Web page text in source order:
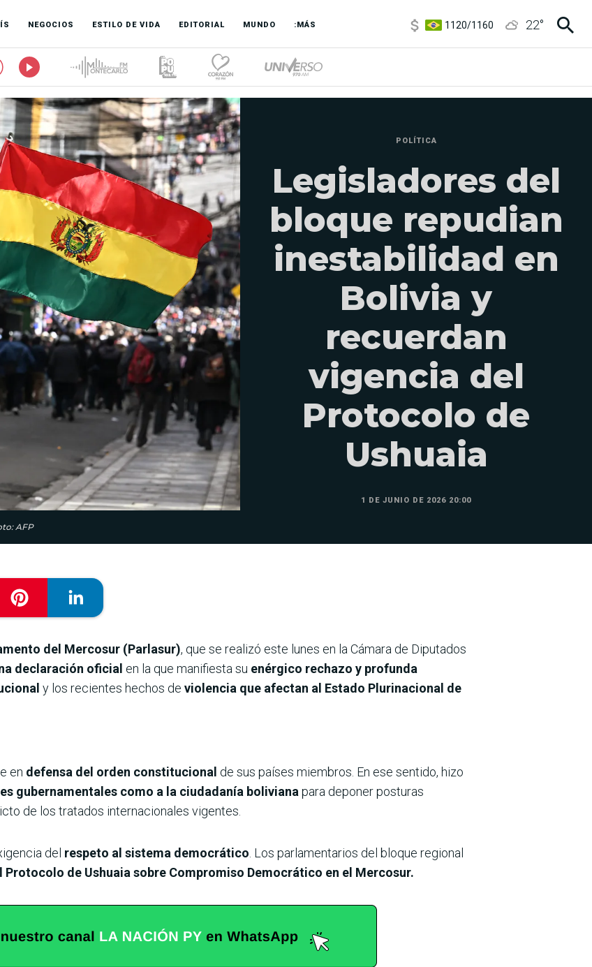
NEGOCIOS ESTILO DE VIDA EDITORIAL MUNDO :MÁS
3,6/3,9
22°
AFP
POLÍTICA
Legisladores del
bloque repudian
inestabilidad en
Bolivia y
recuerdan
vigencia del
Protocolo de
Ushuaia
1 DE JUNIO DE 2026 20:00
del Mercosur (Parlasur), que se realizó este lunes en la Cámara de Diputados
declaración oficial en la que manifiesta su enérgico rechazo y profunda
y los recientes hechos de violencia que afectan al Estado Plurinacional de
en defensa del orden constitucional de sus países miembros. En ese sentido, hizo
gubernamentales como a la ciudadanía boliviana para deponer posturas
de los tratados internacionales vigentes.
del respeto al sistema democrático . Los parlamentarios del bloque regional
Protocolo de Ushuaia sobre Compromiso Democrático en el Mercosur.